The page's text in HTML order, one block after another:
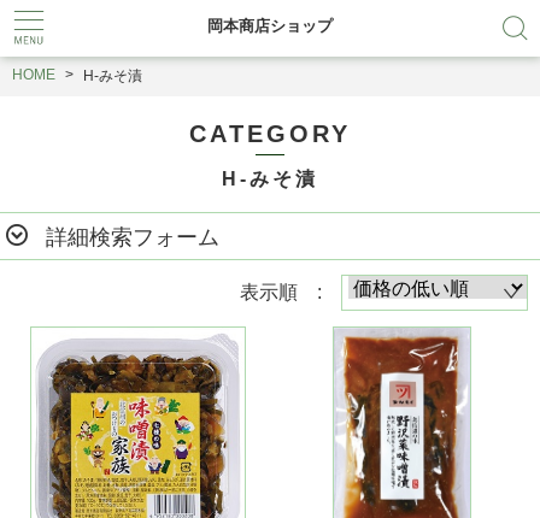
岡本商店ショップ
HOME H-みそ漬
CATEGORY
H-みそ漬
詳細検索フォーム
表示順 :